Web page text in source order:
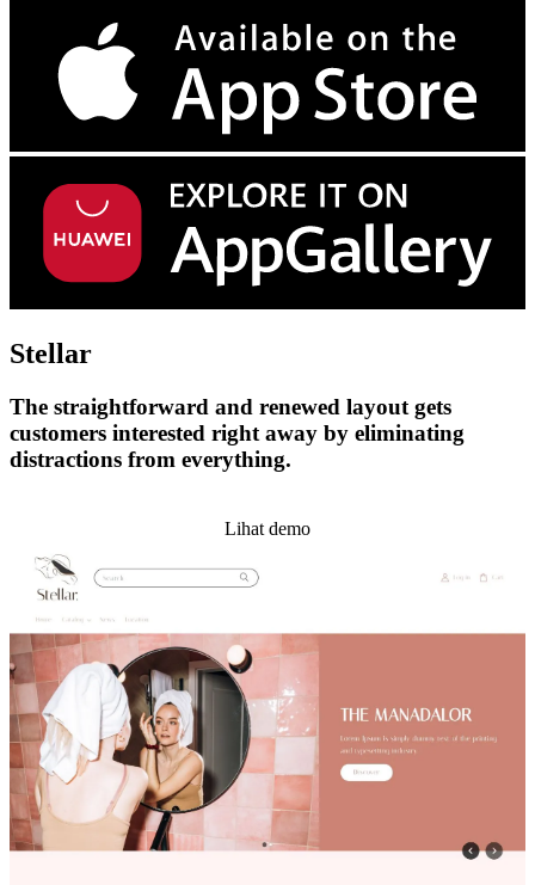
Stellar
The straightforward and renewed layout gets
customers interested right away by eliminating
distractions from everything.
Lihat demo